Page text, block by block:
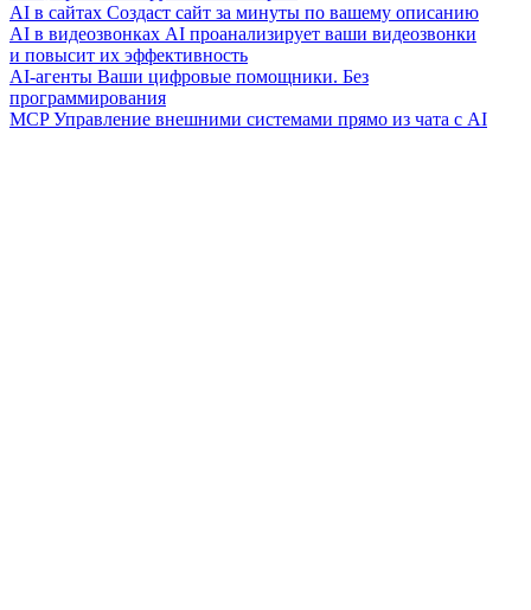
AI в сайтах Создаст сайт за минуты по вашему описанию
AI в видеозвонках AI проанализирует ваши видеозвонки
и повысит их эффективность
AI-агенты Ваши цифровые помощники. Без
программирования
MCP Управление внешними системами прямо из чата с AI